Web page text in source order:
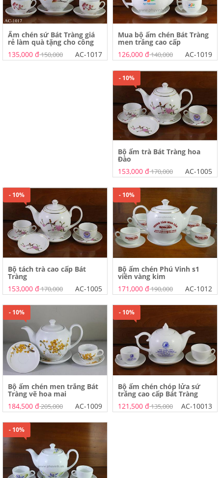
Ấm chén sứ Bát Tràng giá
rẻ làm quà tặng cho công
nhân, nhân viên
135,000 đ150,000 AC-1017
Mua bộ ấm chén Bát Tràng
men trắng cao cấp
126,000 đ140,000 AC-1019
- 10%
Bộ ấm trà Bát Tràng hoa
Đào
153,000 đ170,000 AC-1005
- 10%
Bộ tách trà cao cấp Bát
Tràng
153,000 đ170,000 AC-1005
- 10%
Bộ ấm chén Phú Vinh s1
viền vàng kim
171,000 đ190,000 AC-1012
- 10%
Bộ ấm chén men trắng Bát
Tràng vẽ hoa mai
184,500 đ205,000 AC-1009
- 10%
Bộ ấm chén chóp lửa sứ
trắng cao cấp Bát Tràng
121,500 đ135,000 AC-10013
- 10%